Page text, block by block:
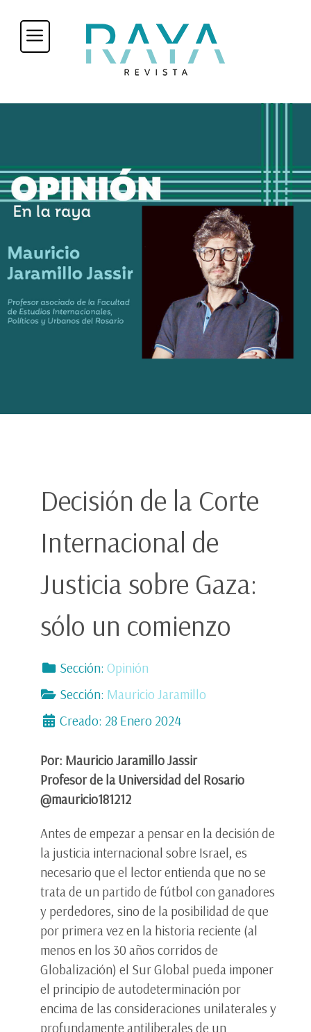
Decisión de la Corte
Internacional de
Justicia sobre Gaza:
sólo un comienzo
Sección: Opinión
Sección: Mauricio Jaramillo
Creado: 28 Enero 2024
Por: Mauricio Jaramillo Jassir
Profesor de la Universidad del Rosario
@mauricio181212
Antes de empezar a pensar en la decisión de
la justicia internacional sobre Israel, es
necesario que el lector entienda que no se
trata de un partido de fútbol con ganadores
y perdedores, sino de la posibilidad de que
por primera vez en la historia reciente (al
menos en los 30 años corridos de
Globalización) el Sur Global pueda imponer
el principio de autodeterminación por
encima de las consideraciones unilaterales y
profundamente antiliberales de un